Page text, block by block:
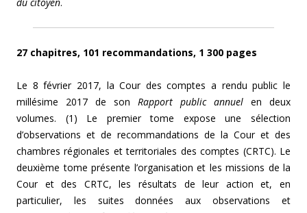
27 chapitres, 101 recommandations, 1 300 pages
Le 8 février 2017, la Cour des comptes a rendu public le
millésime 2017 de son Rapport public annuel en deux
volumes. (1) Le premier tome expose une sélection
d’observations et de recommandations de la Cour et des
chambres régionales et territoriales des comptes (CRTC). Le
deuxième tome présente l’organisation et les missions de la
Cour et des CRTC, les résultats de leur action et, en
particulier, les suites données aux observations et